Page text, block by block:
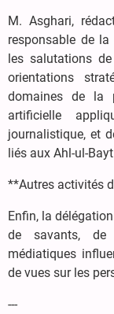
M. Asghari,
responsable de
les salutations
orientations
domaines de la
artificielle
journalistique, et
liés aux Ahl-ul-
**Autres activités
Enfin, la
de savants, de
médiatiques
de vues sur les
---